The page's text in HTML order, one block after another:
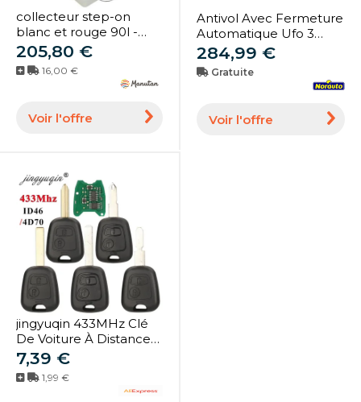
collecteur step-on
blanc et rouge 90l -
manutan
205,80 €
16,00 €
Voir l'offre
Antivol Avec Fermeture
Automatique Ufo 3
Smart Duo Kit Double
Pour Utilitaire
284,99 €
Gratuite
Voir l'offre
jingyuqin 433MHz Clé
De Voiture À Distance
Pour Citroen C1 C2 C3
C4 Saxo Picasso Xsara
Picasso Peugeot 106
7,39 €
1,99 €